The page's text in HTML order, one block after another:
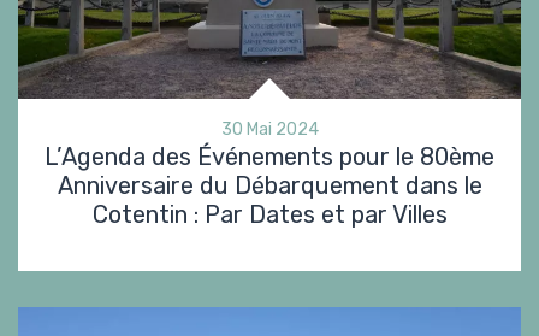
30 Mai 2024
L’Agenda des Événements pour le 80ème
Anniversaire du Débarquement dans le
Cotentin : Par Dates et par Villes